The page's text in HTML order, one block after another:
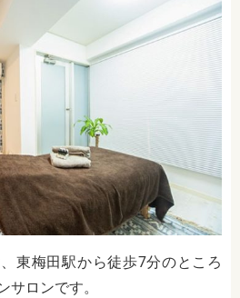
、東梅田駅から徒歩7分のところ
サロンです。